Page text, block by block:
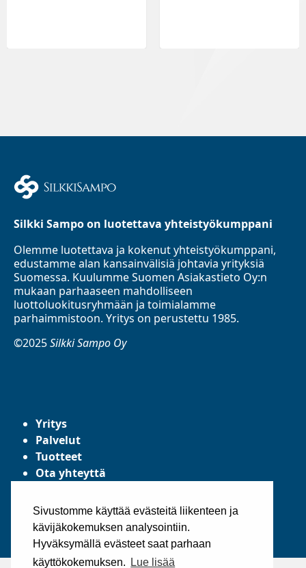
Sivustomme käyttää evästeitä liikenteen ja
kävijäkokemuksen analysointiin.
Hyväksymällä evästeet saat parhaan
käyttökokemuksen.
Lue lisää
Silkki Sampo on luotettava yhteistyökumppani
Olemme luotettava ja kokenut yhteistyökumppani,
edustamme alan kansainvälisiä johtavia yrityksiä
Suomessa. Kuulumme Suomen Asiakastieto Oy:n
mukaan parhaaseen mahdolliseen
luottoluokitusryhmään ja toimialamme
parhaimmistoon. Yritys on perustettu 1985.
©2025Silkki Sampo Oy
Yritys
Palvelut
Tuotteet
Ota yhteyttä
Yleiset toimitusehdot